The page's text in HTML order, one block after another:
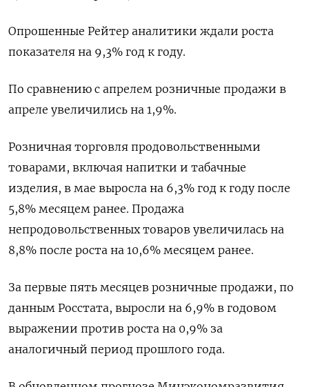
Опрошенные Рейтер аналитики ждали роста
показателя на 9,3% год к году.
По сравнению с апрелем розничные продажи в
апреле увеличились на 1,9%.
Розничная торговля продовольственными
товарами, включая напитки и табачные
изделия, в мае выросла на 6,3% год к году после
5,8% месяцем ранее. Продажа
непродовольственных товаров увеличилась на
8,8% после роста на 10,6% месяцем ранее.
За первые пять месяцев розничные продажи, по
данным Росстата, выросли на 6,9% в годовом
выражении против роста на 0,9% за
аналогичный период прошлого года.